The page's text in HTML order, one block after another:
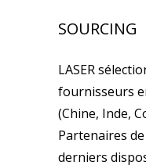
SOURCING
LASER
fournisseurs
(Chine, Inde,
Partenaires
derniers